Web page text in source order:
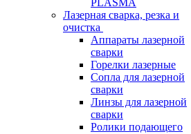
PLASMA
Лазерная сварка, резка и
очистка
Аппараты лазерной
сварки
Горелки лазерные
Сопла для лазерной
сварки
Линзы для лазерной
сварки
Ролики подающего